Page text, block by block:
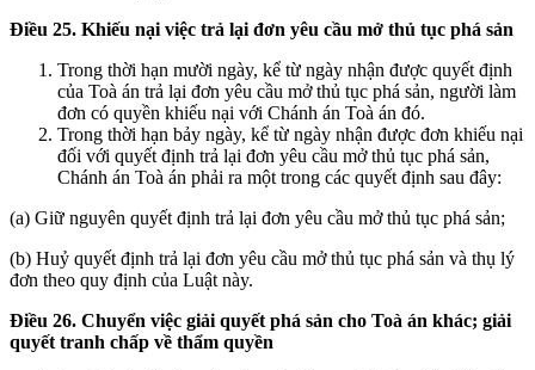
Điều 25. Khiếu nại việc trả lại đơn yêu cầu mở thủ tục phá sản
Trong thời hạn mười ngày, kể từ ngày nhận được quyết định
của Toà án trả lại đơn yêu cầu mở thủ tục phá sản, người làm
đơn có quyền khiếu nại với Chánh án Toà án đó.
Trong thời hạn bảy ngày, kể từ ngày nhận được đơn khiếu nại
đối với quyết định trả lại đơn yêu cầu mở thủ tục phá sản,
Chánh án Toà án phải ra một trong các quyết định sau đây:
(a) Giữ nguyên quyết định trả lại đơn yêu cầu mở thủ tục phá sản;
(b) Huỷ quyết định trả lại đơn yêu cầu mở thủ tục phá sản và thụ lý
đơn theo quy định của Luật này.
Điều 26. Chuyển việc giải quyết phá sản cho Toà án khác; giải
quyết tranh chấp về thẩm quyền